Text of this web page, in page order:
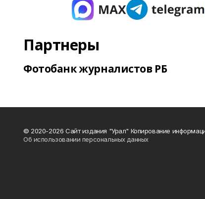
Партнеры
Фотобанк журналистов РБ
© 2020-2026 Сайт издания "Урал" Копирование
Об использовании персональных данных